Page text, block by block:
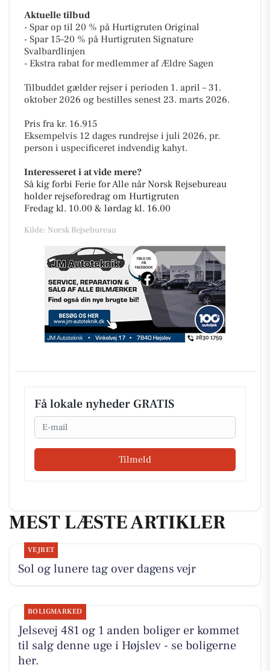
Aktuelle tilbud
- Spar op til 20 % på Hurtigruten Original
- Spar 15–20 % på Hurtigruten Signature
Svalbardlinjen
- Ekstra rabat for medlemmer af Ældre Sagen
Tilbuddet gælder rejser i perioden 1. april – 31.
oktober 2026 og bestilles senest 23. marts 2026.
Pris fra kr. 16.915
Eksempelvis 12 dages rundrejse i juli 2026, pr.
person i uspecificeret indvendig kahyt.
Interesseret i at vide mere?
Så kig forbi Ferie for Alle når Norsk Rejsebureau
holder rejseforedrag om Hurtigruten
Fredag kl. 10.00 & lørdag kl. 16.00
Kilde: Norsk Rejsebureau
Få lokale nyheder GRATIS
Email
Tilmeld
MEST LÆSTE ARTIKLER
VEJRET
Sol og lunere tag over dagens vejr
BOLIGMARKED
Jelsevej 481 og 1 anden boliger er kommet
til salg denne uge i Højslev - se boligerne
her.